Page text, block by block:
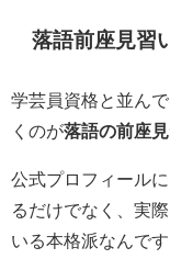
落語前座見習
学芸員資格と並ん
くのが落語の前座
公式プロフィール
るだけでなく、実
いる本格派なんです